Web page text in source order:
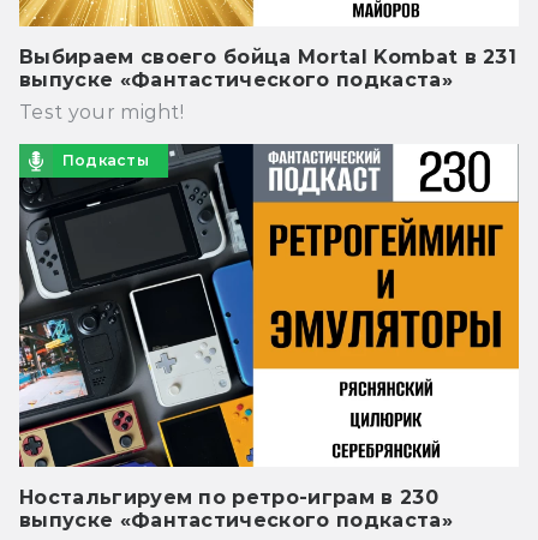
Выбираем своего бойца Mortal Kombat в 231
выпуске «Фантастического подкаста»
Test your might!
Подкасты
Ностальгируем по ретро-играм в 230
выпуске «Фантастического подкаста»